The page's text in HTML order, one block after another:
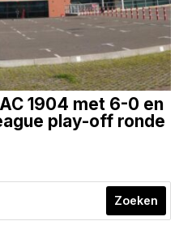
1904 met 6-0 en
play-off ronde
Zoeken